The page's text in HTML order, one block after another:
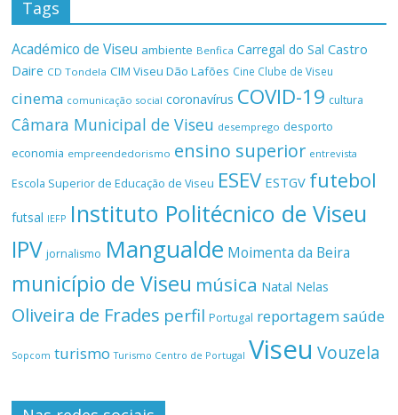
Tags
Académico de Viseu ambiente Benfica Carregal do Sal Castro
Daire CD Tondela CIM Viseu Dão Lafões Cine Clube de Viseu
cinema comunicação social coronavírus COVID-19 cultura
Câmara Municipal de Viseu desemprego desporto
economia empreendedorismo ensino superior entrevista
Escola Superior de Educação de Viseu ESEV ESTGV futebol
futsal IEFP Instituto Politécnico de Viseu
IPV jornalismo Mangualde Moimenta da Beira
município de Viseu música Natal Nelas
Oliveira de Frades perfil Portugal reportagemsaúde
Sopcom turismo Turismo Centro de Portugal Viseu Vouzela